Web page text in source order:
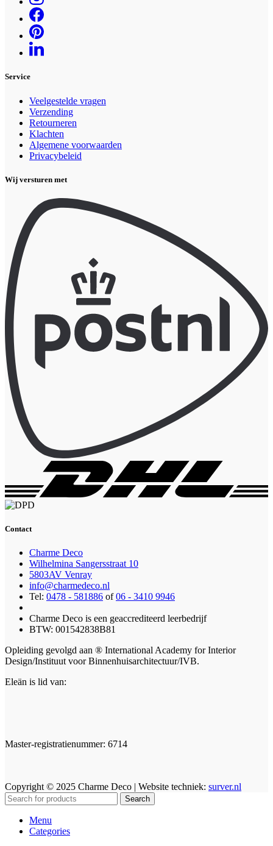
Service
Veelgestelde vragen
Verzending
Retourneren
Klachten
Algemene voorwaarden
Privacybeleid
Wij versturen met
Contact
Charme Deco
Wilhelmina Sangersstraat 10
5803AV Venray
info@charmedeco.nl
Tel: 0478 - 581886 of06 - 3410 9946
Charme Deco is een geaccrediteerd leerbedrijf
BTW: 001542838B81
Opleiding gevolgd aan ® International Academy for Interior
Design/Instituut voor Binnenhuisarchitectuur/IVB.
Eleän is lid van:
Master-registratienummer: 6714
Copyright © 2025 Charme Deco | Website techniek: surver.nl
Search
Menu
Categories